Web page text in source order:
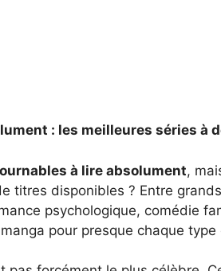
: les meilleures séries à
à lire absolument,
titres disponibles ? Entre
psychologique, comédie
pour presque chaque type